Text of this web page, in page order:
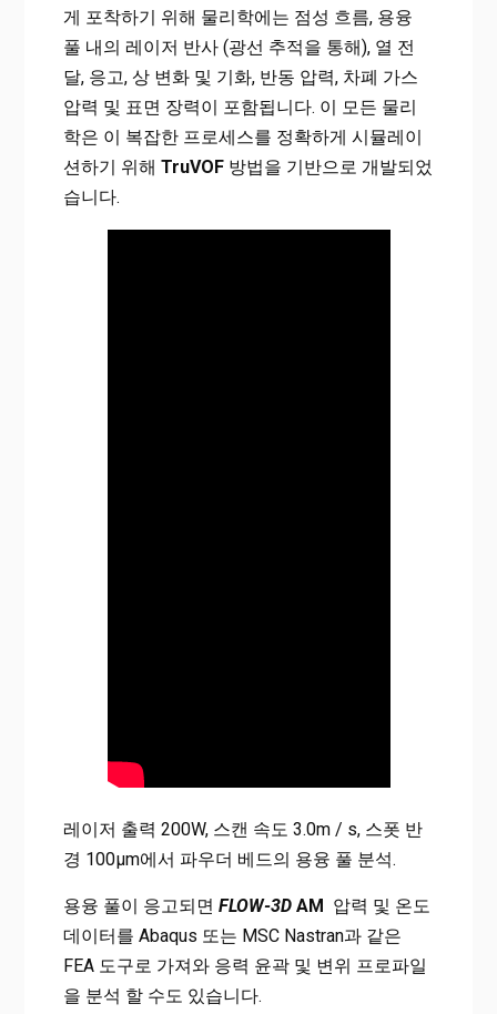
게 포착하기 위해 물리학에는 점성 흐름, 용융
풀 내의 레이저 반사 (광선 추적을 통해), 열 전
달, 응고, 상 변화 및 기화, 반동 압력, 차폐 가스
압력 및 표면 장력이 포함됩니다. 이 모든 물리
학은 이 복잡한 프로세스를 정확하게 시뮬레이
션하기 위해 TruVOF방법을 기반으로 개발되었
습니다.
레이저 출력 200W, 스캔 속도 3.0m / s, 스폿 반
경 100μm에서 파우더 베드의 용융 풀 분석.
용융 풀이 응고되면 FLOW-3DAM 압력 및 온도
데이터를 Abaqus 또는 MSC Nastran과 같은
FEA 도구로 가져와 응력 윤곽 및 변위 프로파일
을 분석 할 수도 있습니다.